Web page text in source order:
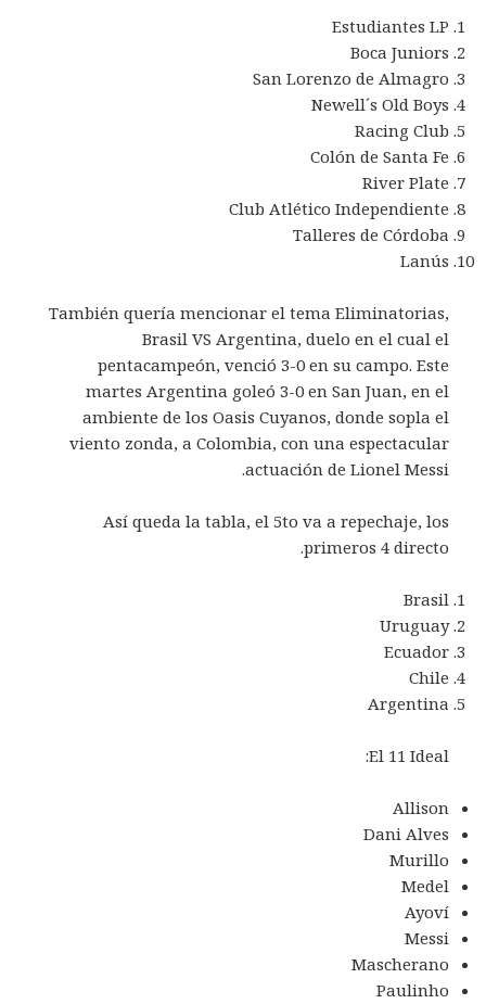
Estudiantes LP
Boca Juniors
San Lorenzo de Almagro
Newell´s Old Boys
Racing Club
Colón de Santa Fe
River Plate
Club Atlético Independiente
Talleres de Córdoba
Lanús
También quería mencionar el tema Eliminatorias,
Brasil VS Argentina, duelo en el cual el
pentacampeón, venció 3-0 en su campo. Este
martes Argentina goleó 3-0 en San Juan, en el
ambiente de los Oasis Cuyanos, donde sopla el
viento zonda, a Colombia, con una espectacular
actuación de Lionel Messi.
Así queda la tabla, el 5to va a repechaje, los
primeros 4 directo.
Brasil
Uruguay
Ecuador
Chile
Argentina
El 11 Ideal:
Allison
Dani Alves
Murillo
Medel
Ayoví
Messi
Mascherano
Paulinho